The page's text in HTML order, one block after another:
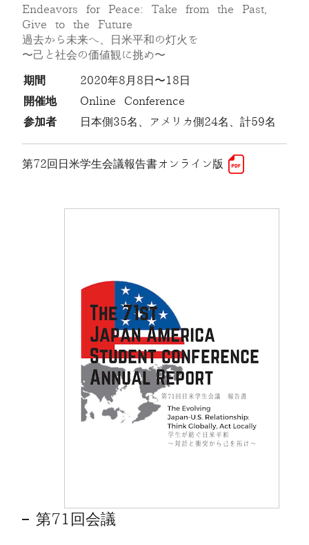
Endeavors for Peace: Take from the Past,
Give to the Future
過去から未来へ、日米平和の灯火を
〜己と社会の価値観に挑め〜
期間
2020年8月8日〜18日
開催地
Online Conference
参加者
日本側35名、アメリカ側24名、計59名
第72回日米学生会議報告書オンライン版
第71回会議